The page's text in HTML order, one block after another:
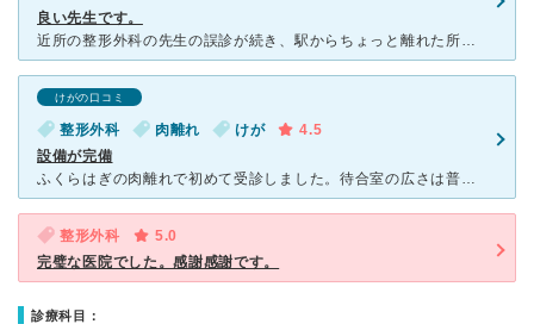
良い先生です。
近所の整形外科の先生の誤診が続き、駅からちょっと離れた所にある青木先生にお世話になりました。 人気がある先生で、待ち時間は長いです。 受付の方、看護師さんも皆さん感じが良く、受診して良かったと
けがの口コミ
整形外科 肉離れ けが
4.5
設備が完備
ふくらはぎの肉離れで初めて受診しました。待合室の広さは普通、ただし順番待ちの人が多くて何時間待てばいいのかと気が滅入りますが、実は大半はリハビリテーション待ちの人達で初診でも10分程度で呼ばれます。ま
整形外科
5.0
完璧な医院でした。感謝感謝です。
診療科目：